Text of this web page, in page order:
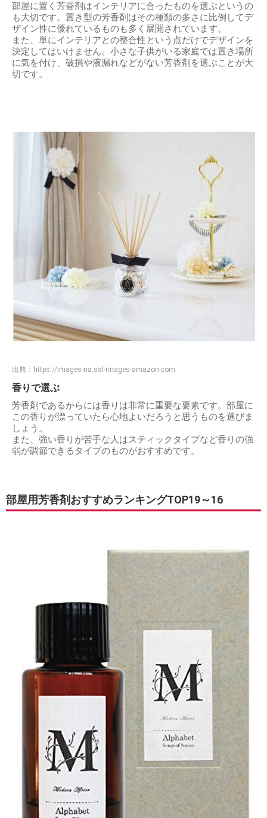
部屋に置く芳香剤はインテリアに合ったものを選ぶというの
も大切です。置き型の芳香剤はその種類の多さに比例してデ
ザイン性に優れているものも多く展開されています。
また、単にインテリアとの整合性という点だけでデザインを
決定してはいけません。小さな子供がいる家庭では置き場所
に気を付け、破損や液漏れなどがない芳香剤を選ぶことが大
切です。
出典： https://images-na.ssl-images-amazon.com
香りで選ぶ
芳香剤であるからには香りは非常に重要な要素です。部屋に
この香りが漂っていたら心地よいだろうと思うものを選びま
しょう。
また、強い香りが苦手な人はスティックタイプなど香りの強
弱が調節できるタイプのものがおすすめです。
部屋用芳香剤おすすめランキングTOP19～16